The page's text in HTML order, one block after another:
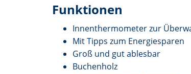
Funktionen
Innenthermometer zur
Mit Tipps zum Energiesparen
Groß und gut ablesbar
Buchenholz